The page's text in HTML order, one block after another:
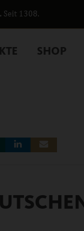
Seit 1308.
SHOP